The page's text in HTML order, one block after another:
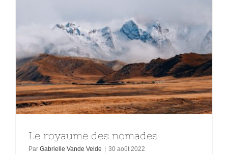
Le royaume des nomades
Par Gabrielle Vande Velde | 30 août 2022